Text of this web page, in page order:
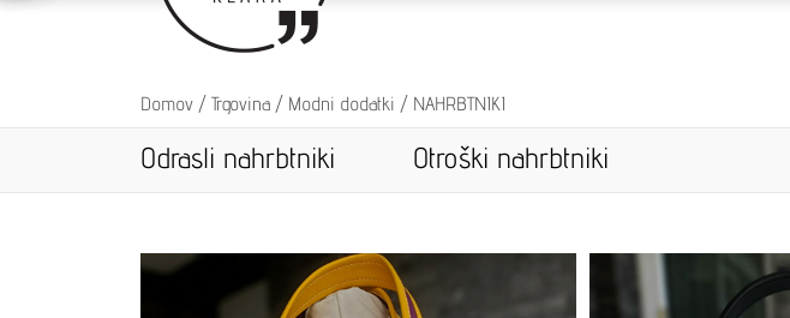
Domov / Trgovina / Modni dodatki / NAHRBTNIKI
Odrasli nahrbtniki Otroški nahrbtniki